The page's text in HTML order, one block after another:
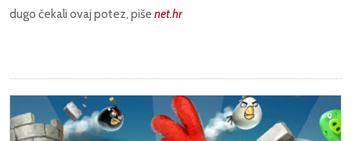
dugo čekali ovaj potez, piše net.hr